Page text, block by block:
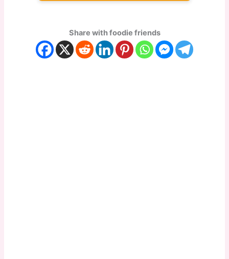
Share with foodie friends